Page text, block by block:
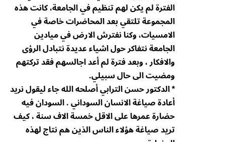
الفترة لم يكن لهم تنظيم في الجامعة، كانت هذه
المجموعة تلتقي بعد المحاضرات خاصة في
الامسيات، وكنا نفترش الارض في ميادين
الجامعة نتفاكر حول اشياء عديدة نتبادل الرؤى
والافكار ، وبعد فترة لم أعد اجالسهم فقد تركتهم
ومضيت الى حال سبيلي.
* الدكتور حسن الترابي أصلحه الله جاء ليقول نريد
أعادة صياغة الانسان السوداني . السودان فيه
حضارة عمرها على الاقل خمسة الاف سنة ، كيف
تريد صياغة هؤلاء الناس الذين هم نتاج لهذه